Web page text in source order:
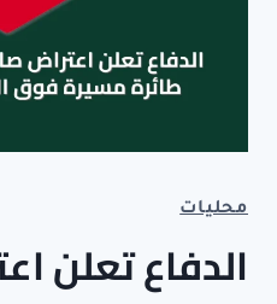
محليات
الدفاع تعلن